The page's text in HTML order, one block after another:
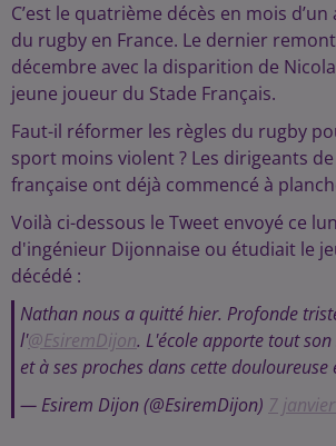
C’est le quatrième décès en mois
du rugby en France. Le dernier
décembre avec la disparition de
jeune joueur du Stade Français.
Faut-il réformer les règles du rugby
sport moins violent ? Les dirigeants
française ont déjà commencé à
Voilà ci-dessous le Tweet envoyé ce
d'ingénieur Dijonnaise ou étudiait le
décédé :
Nathan nous a quitté hier. Profonde
l'@EsiremDijon. L'école apporte tout
et à ses proches dans cette douloureuse
— Esirem Dijon (@EsiremDijon) 7